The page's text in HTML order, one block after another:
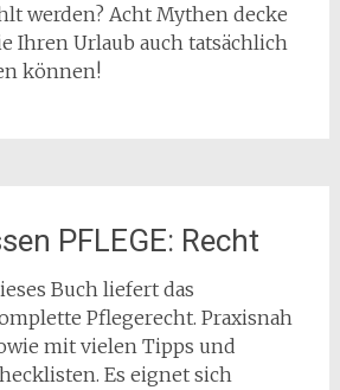
werden? Acht Mythen decke
Ihren Urlaub auch tatsächlich
können!
PFLEGE: Recht
Buch liefert das
Pflegerecht. Praxisnah
mit vielen Tipps und
Es eignet sich